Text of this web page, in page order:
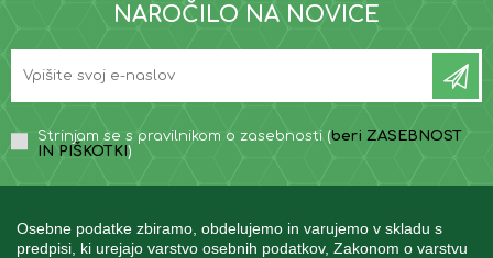
Osebne podatke zbiramo, obdelujemo in varujemo v skladu s
predpisi, ki urejajo varstvo osebnih podatkov, Zakonom o varstvu
NAROČILO NA NOVICE
Strinjam se s pravilnikom o zasebnosti (beri ZASEBNOST
IN PIŠKOTKI )